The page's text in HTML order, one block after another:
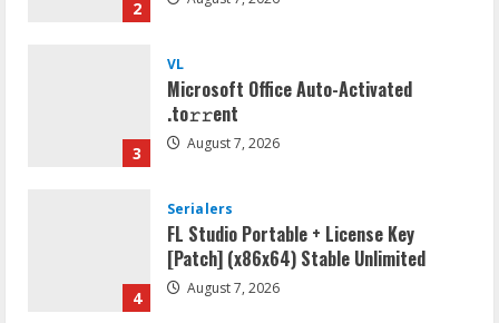
2
3
VL
Microsoft Office Auto-Activated
.tо𝚛𝚛еnt
August 7, 2026
4
Serialers
FL Studio Portable + License Key
[Patch] (x86x64) Stable Unlimited
August 7, 2026